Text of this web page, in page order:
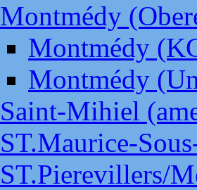
Montmédy
Montmédy
Montmédy
Saint-Mihiel
ST.Maurice-
ST.Pierevillers/